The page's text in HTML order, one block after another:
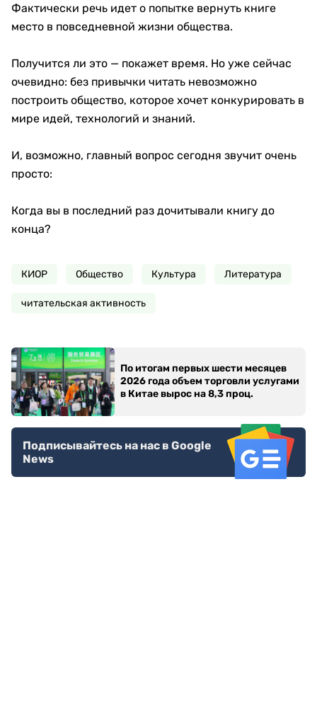
Фактически речь идет о попытке вернуть книге
место в повседневной жизни общества.
Получится ли это — покажет время. Но уже сейчас
очевидно: без привычки читать невозможно
построить общество, которое хочет конкурировать в
мире идей, технологий и знаний.
И, возможно, главный вопрос сегодня звучит очень
просто:
Когда вы в последний раз дочитывали книгу до
конца?
КИОР Общество Культура Литература
читательская активность
По итогам первых шести месяцев
2026 года объем торговли услугами
в Китае вырос на 8,3 проц.
Подписывайтесь на нас в Google
News